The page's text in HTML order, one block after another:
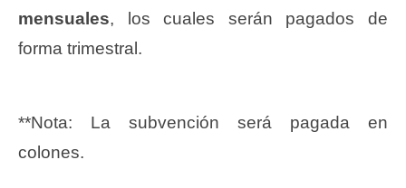
mensuales, los cuales serán pagados de
forma trimestral.
**Nota: La subvención será pagada en
colones.